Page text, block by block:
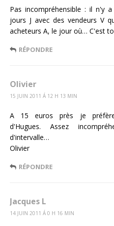
Pas incompréhensible : il n'y
jours J avec des vendeurs V
acheteurs A, le jour où… C'est
RÉPONDRE
Olivier
15 JUIN 2011 Á 12 H 13 MIN
A 15 euros près je préfère
d'Hugues. Assez
d'intervalle…
Olivier
RÉPONDRE
Jacques L
14 JUIN 2011 Á 0 H 16 MIN